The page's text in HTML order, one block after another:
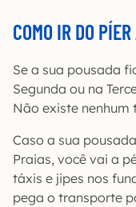
COMO IR DO
Se a sua pousada
Segunda ou na
Não existe nenhum
Caso a sua
Praias, você vai a
táxis e jipes nos
pega o transporte